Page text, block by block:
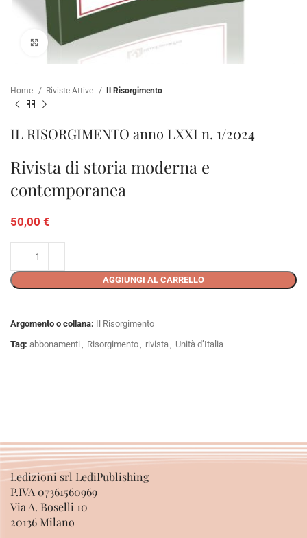
Clicca per ampliare
Home Riviste Attive Il Risorgimento
IL RISORGIMENTO anno LXXI n. 1/2024
Rivista di storia moderna e
contemporanea
50,00 €
AGGIUNGI AL CARRELLO
Argomento o collana: Il Risorgimento
Tag: abbonamenti Risorgimento rivista Unità d’Italia
Ledizioni srl LediPublishing
P.IVA 07361560969
Via A. Boselli 10
20136 Milano